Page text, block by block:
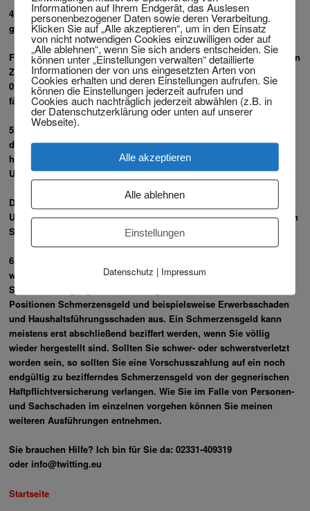
4.
Falls Sie einen Anwalt haben, wird dieser sich mit der
gegnerischen Haftpflichtversicherung in Verbindung setzen.
Falls nein, können Sie den Kontakt auch selbst herstellen. Über den
Zentralruf der Autoversicherer, welchen Sie unter der Rufnummer
0180-25026 erreichen, (Anruf aus dem deutschen Festnetz 6 Cent
fällig) können Sie jeden Versicherer herausfinden.
5.
Aufgrund der Allgemeinen Kraftfahrtversicherungsbedingungen,
die auch Bestandteil Ihres Kraftfahrtversicherungsvertrags sind,
haben Sie auch Ihre eigenen Haftpflichtversicherung über ein
Unfallereignis unverzüglich zu unterrichten.
Dieses gilt unabhängig davon, dass Sie nach Ihrer Auffassung den
Unfall nicht verschuldet haben. Ist dieses tatsächlich so, so werden
Sie im Ergebnis nicht Ihren Schadenfreiheitsrabatt verlieren.
6.
wenige Tage nach dem Unfall möglich, wenn das
Sachverständigengutachten vorliegt. Anders sieht es mit den
Positionen Schmerzensgeld und beispielsweise Erwerbsschaden
und Haushaltsführungsschaden aus. Ein Schmerzensgeld kann
meistens erst abschließend beziffert werden, wenn Sie völlig
wieder hergestellt sind. Sollten Sie schwer- oder schwerstverletzt
worden sein, so sollten Sie eine Vorschusszahlung auf ein noch
endgültig zu bezifferndes Schmerzensgeld von der gegnerischen
Haftpflichtversicherung verlangen. Wie Sie im Falle von Personen-
und Sachschaden im einzelnen vorgehen können Sie meinen
weiteren Ausführungen entnehmen.
Sie brauchen Hilfe? Ich bin für Sie da: 02331-409319
oder info@twitting.eu
Startseite
Informationen auf Ihrem Endgerät, das Auslesen
personenbezogener Daten sowie deren Verarbeitung.
Klicken Sie auf „Alle akzeptieren“, um in den Einsatz
von nicht notwendigen Cookies einzuwilligen oder auf
„Alle ablehnen“, wenn Sie sich anders entscheiden. Sie
können unter „Einstellungen verwalten“ detaillierte
Informationen der von uns eingesetzten Arten von
Cookies erhalten und deren Einstellungen aufrufen. Sie
können die Einstellungen jederzeit aufrufen und
Cookies auch nachträglich jederzeit abwählen (z.B. in
der Datenschutzerklärung oder unten auf unserer
Webseite).
Alle akzeptieren
Alle ablehnen
Einstellungen
Datenschutz | Impressum